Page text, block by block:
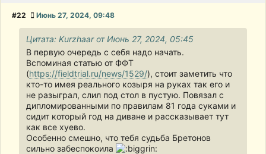
#22 Июнь 27, 2024, 09:48
Цитата: Kurzhaar от Июнь 27, 2024, 05:45
В первую очередь с себя надо начать.
Вспоминая статью от ФФТ
(https://fieldtrial.ru/news/1529/), стоит заметить что
кто-то имея реального козыря на руках так его и
не разыграл, слил под стол в пустую. Повязал с
дипломированными по правилам 81 года суками и
сидит который год на диване и рассказывает тут
как все хуево.
Особенно смешно, что тебя судьба Бретонов
сильно забеспокоила